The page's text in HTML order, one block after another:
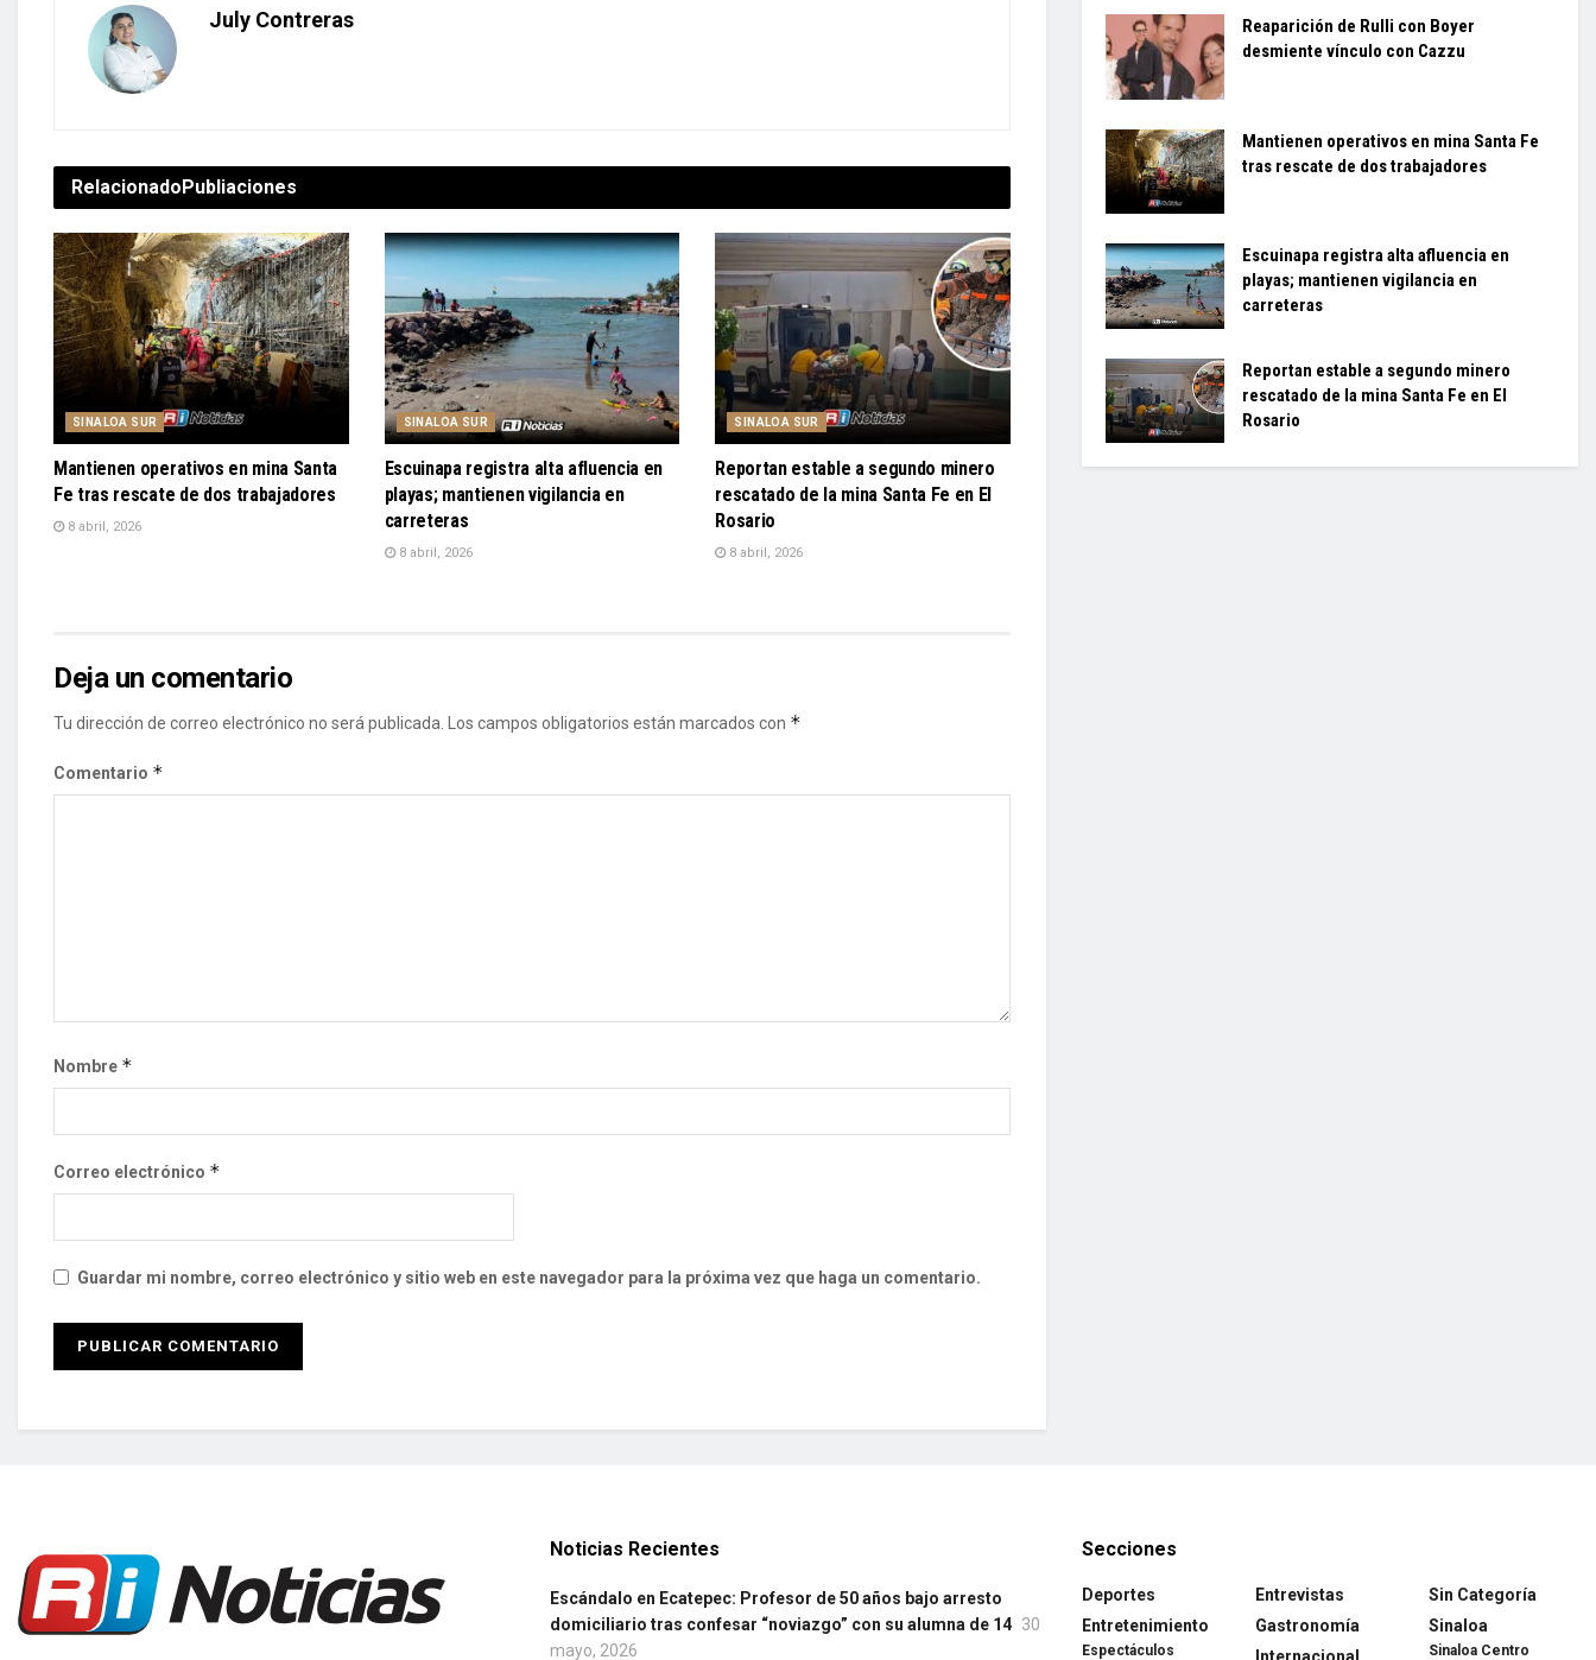
July Contreras
RelacionadoPubliaciones
SINALOA SUR
Mantienen operativos en mina Santa
Fe tras rescate de dos trabajadores
8 abril, 2026
SINALOA SUR
Escuinapa registra alta afluencia en
playas; mantienen vigilancia en
carreteras
8 abril, 2026
SINALOA SUR
Reportan estable a segundo minero
rescatado de la mina Santa Fe en El
Rosario
8 abril, 2026
Deja un comentario
Tu dirección de correo electrónico no será publicada. Los campos obligatorios están marcados con *
Comentario *
Nombre *
Correo electrónico *
Guardar mi nombre, correo electrónico y sitio web en este navegador para la próxima vez que haga un comentario.
Reaparición de Rulli con Boyer
desmiente vínculo con Cazzu
Mantienen operativos en mina Santa Fe
tras rescate de dos trabajadores
Escuinapa registra alta afluencia en
playas; mantienen vigilancia en
carreteras
Reportan estable a segundo minero
rescatado de la mina Santa Fe en El
Rosario
Noticias Recientes
Escándalo en Ecatepec: Profesor de 50 años bajo arresto
domiciliario tras confesar “noviazgo” con su alumna de 14 30
mayo, 2026
Secciones
Deportes
Entretenimiento
Espectáculos
Entrevistas
Gastronomía
Internacional
Sin Categoría
Sinaloa
Sinaloa Centro